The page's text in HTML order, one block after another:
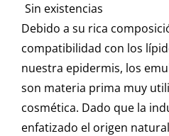
Sin existencias
Debido a su rica
compatibilidad con los
nuestra epidermis, los
son materia prima muy
cosmética. Dado que la
enfatizado el origen